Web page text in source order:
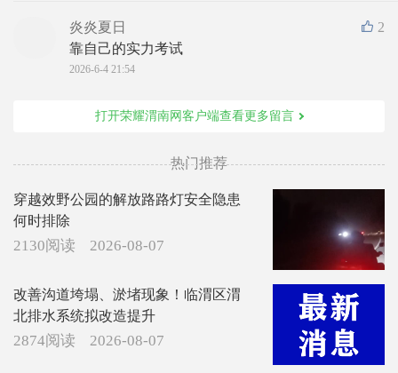
2
炎炎夏日
靠自己的实力考试
2026-6-4 21:54
打开荣耀渭南网客户端查看更多留言
热门推荐
穿越效野公园的解放路路灯安全隐患
何时排除
2130阅读 2026-08-07
改善沟道垮塌、淤堵现象！临渭区渭
北排水系统拟改造提升
2874阅读 2026-08-07